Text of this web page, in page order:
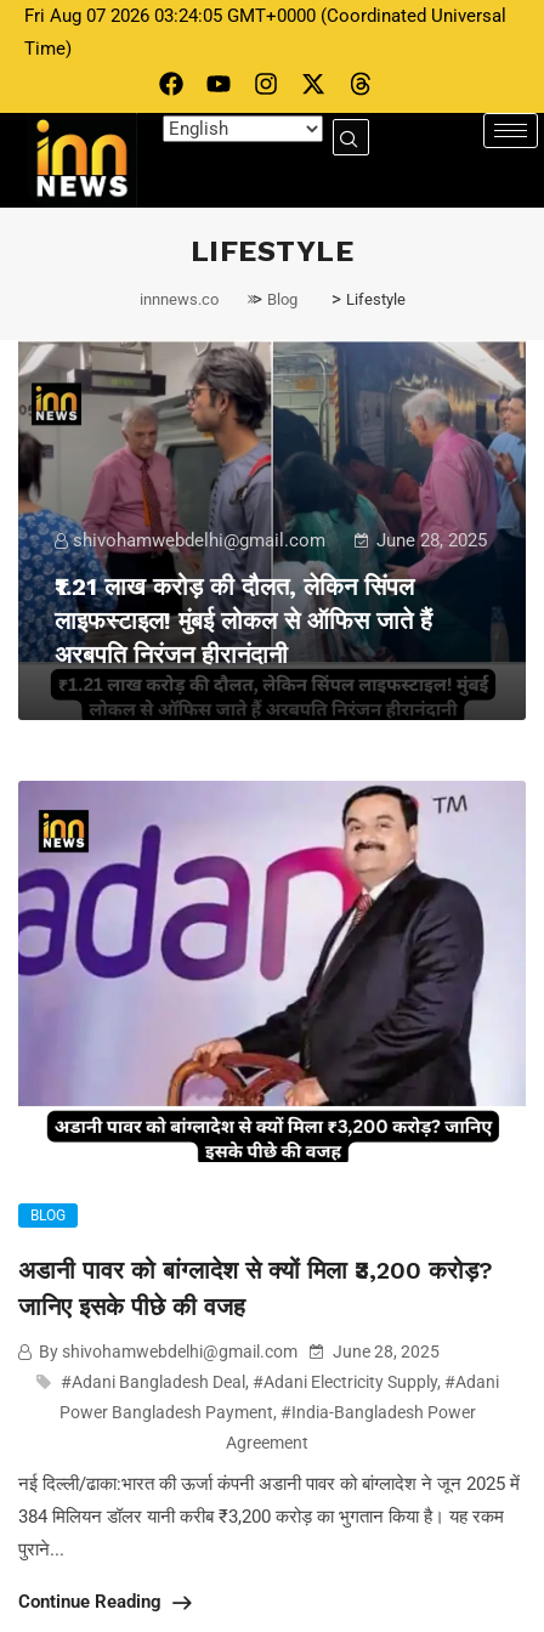
Fri Aug 07 2026 03:24:05 GMT+0000 (Coordinated Universal
Time)
LIFESTYLE
innnews.co > Blog > Lifestyle
shivohamwebdelhi@gmail.com June 28, 2025
₹1.21 लाख करोड़ की दौलत, लेकिन सिंपल
लाइफस्टाइल! मुंबई लोकल से ऑफिस जाते हैं
अरबपति निरंजन हीरानंदानी
BLOG
अडानी पावर को बांग्लादेश से क्यों मिला ₹3,200 करोड़?
जानिए इसके पीछे की वजह
By shivohamwebdelhi@gmail.com
June 28, 2025
#Adani Bangladesh Deal , #Adani Electricity Supply, #Adani
Power Bangladesh Payment, #India-Bangladesh Power
Agreement
नई दिल्ली/ढाका:भारत की ऊर्जा कंपनी अडानी पावर को बांग्लादेश ने जून 2025 में
384 मिलियन डॉलर यानी करीब ₹3,200 करोड़ का भुगतान किया है। यह रकम
पुराने...
Continue Reading